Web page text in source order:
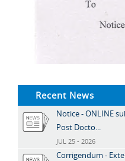
Recent News
Notice - ONLINE
Post Docto...
JUL 25 - 2026
Corrigendum -